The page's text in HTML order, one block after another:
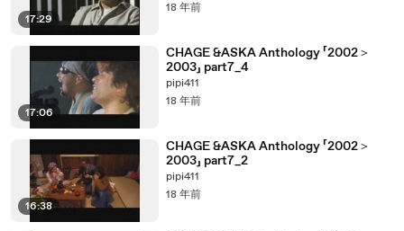
17:29
18 年前
17:06
CHAGE &ASKA Anthology 「2002＞
2003」 part7_4
pipi411
18 年前
16:38
CHAGE &ASKA Anthology 「2002＞
2003」 part7_2
pipi411
18 年前